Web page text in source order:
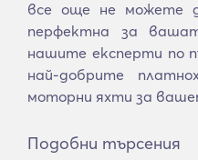
все още не можете
перфектна за
нашите експерти по
най-добрите
моторни яхти за
Подобни търсения